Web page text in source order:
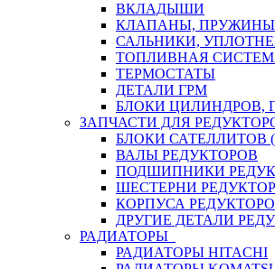
ВКЛАДЫШИ
КЛАПАНЫ, ПРУЖИНЫ
САЛЬНИКИ,
ТОПЛИВНАЯ
ТЕРМОСТАТЫ
ДЕТАЛИ ГРМ
БЛОКИ ЦИЛИНДРОВ,
ЗАПЧАСТИ ДЛЯ
БЛОКИ САТЕЛЛИТОВ
ВАЛЫ РЕДУКТОРОВ
ПОДШИПНИКИ
ШЕСТЕРНИ
КОРПУСА
ДРУГИЕ ДЕТАЛИ
РАДИАТОРЫ
РАДИАТОРЫ HITACHI